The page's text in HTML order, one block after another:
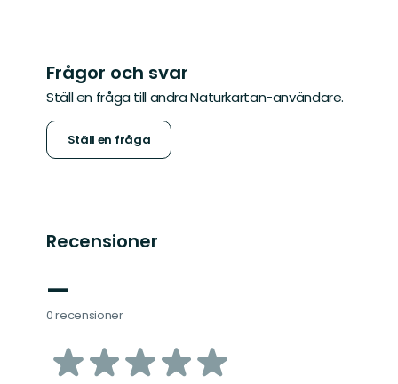
Frågor och svar
Ställ en fråga till andra Naturkartan-användare.
Ställ en fråga
Recensioner
—
0 recensioner
av